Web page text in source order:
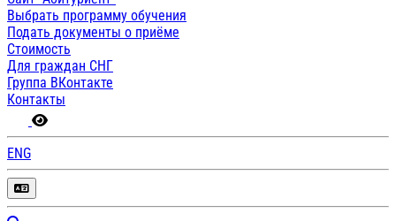
Выбрать программу обучения
Подать документы о приёме
Стоимость
Для граждан СНГ
Группа ВКонтакте
Контакты
ENG